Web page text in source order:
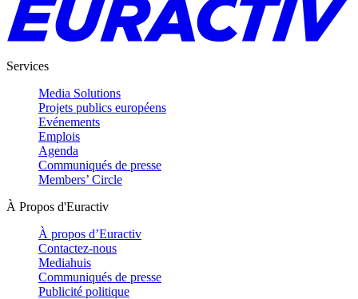
Services
Media Solutions
Projets publics européens
Evénements
Emplois
Agenda
Communiqués de presse
Members’ Circle
À Propos d'Euractiv
À propos d’Euractiv
Contactez-nous
Mediahuis
Communiqués de presse
Publicité politique